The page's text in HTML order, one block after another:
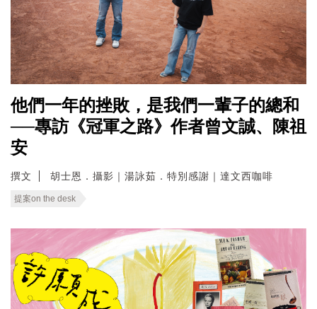
他們一年的挫敗，是我們一輩子的總和
──專訪《冠軍之路》作者曾文誠、陳祖
安
撰文 胡士恩．攝影｜湯詠茹．特別感謝｜達文西咖啡
提案on the desk